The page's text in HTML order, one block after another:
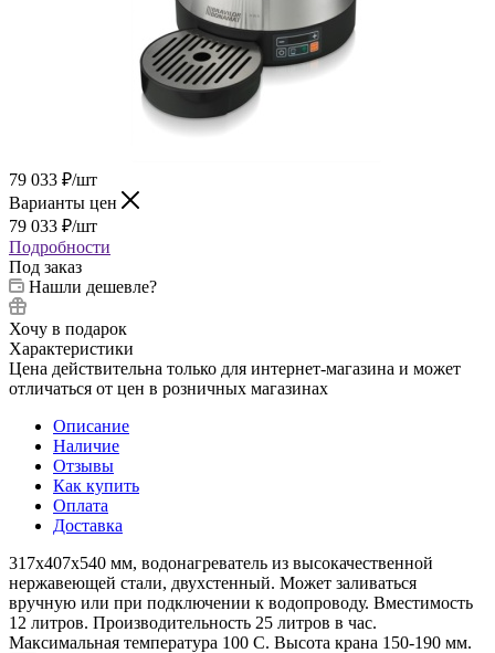
79 033 ₽/шт
Варианты цен
79 033 ₽/шт
Подробности
Под заказ
Нашли дешевле?
Хочу в подарок
Характеристики
Цена действительна только для интернет-магазина и может
отличаться от цен в розничных магазинах
Описание
Наличие
Отзывы
Как купить
Оплата
Доставка
317x407x540 мм, водонагреватель из высокачественной
нержавеющей стали, двухстенный. Может заливаться
вручную или при подключении к водопроводу. Вместимость
12 литров. Производительность 25 литров в час.
Максимальная температура 100 С. Высота крана 150-190 мм.